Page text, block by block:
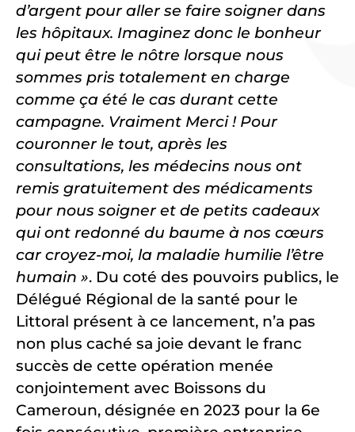
d’argent pour aller se faire soigner dans
les hôpitaux. Imaginez donc le bonheur
qui peut être le nôtre lorsque nous
sommes pris totalement en charge
comme ça été le cas durant cette
campagne. Vraiment Merci ! Pour
couronner le tout, après les
consultations, les médecins nous ont
remis gratuitement des médicaments
pour nous soigner et de petits cadeaux
qui ont redonné du baume à nos cœurs
car croyez-moi, la maladie humilie l’être
humain ». Du coté des pouvoirs publics, le
Délégué Régional de la santé pour le
Littoral présent à ce lancement, n’a pas
non plus caché sa joie devant le franc
succès de cette opération menée
conjointement avec Boissons du
Cameroun, désignée en 2023 pour la 6e